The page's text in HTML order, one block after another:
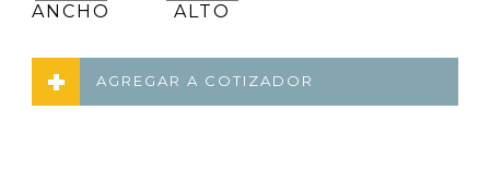
ANCHO ALTO
AGREGAR A COTIZADOR